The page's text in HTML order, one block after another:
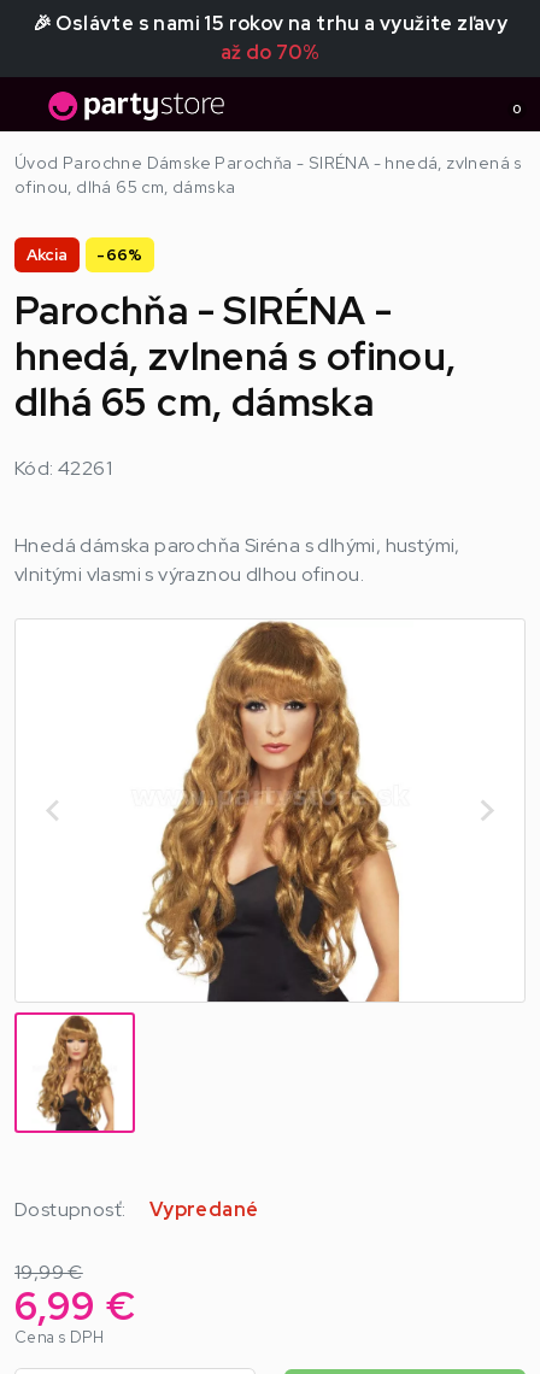
🎉 Oslávte s nami 15 rokov na trhu a využite zľavy
až do 70%
0
Úvod Parochne Dámske Parochňa - SIRÉNA - hnedá, zvlnená s
ofinou, dlhá 65 cm, dámska
Akcia -66%
Parochňa - SIRÉNA -
hnedá, zvlnená s ofinou,
dlhá 65 cm, dámska
Kód: 42261
Hnedá dámska parochňa Siréna s dlhými, hustými,
vlnitými vlasmi s výraznou dlhou ofinou.
Dostupnosť: Vypredané
19,99 €
6,99 €
Cena s DPH